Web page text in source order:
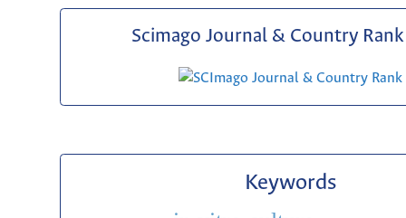
Scimago Journal & Country Rank
Keywords